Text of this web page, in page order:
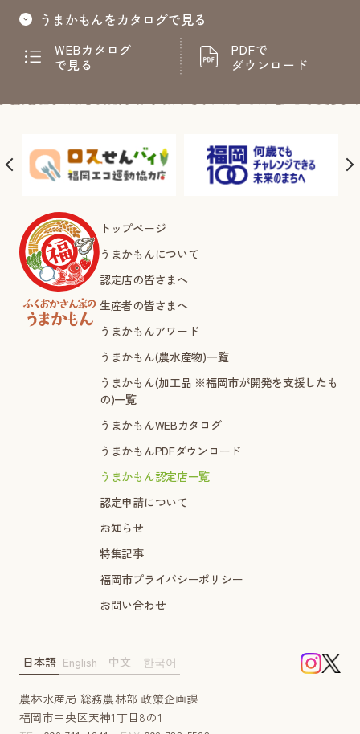
うまかもんをカタログで見る
WEBカタログ
で見る
PDFで
ダウンロード
トップページ
うまかもんについて
認定店の皆さまへ
生産者の皆さまへ
うまかもんアワード
うまかもん(農水産物)一覧
うまかもん(加工品 ※福岡市が開発を支援したも
の)一覧
うまかもんWEBカタログ
うまかもんPDFダウンロード
うまかもん認定店一覧
認定申請について
お知らせ
特集記事
福岡市プライバシーポリシー
お問い合わせ
農林水産局 総務農林部 政策企画課
福岡市中央区天神1丁目8の1
日本語 English 中文 한국어